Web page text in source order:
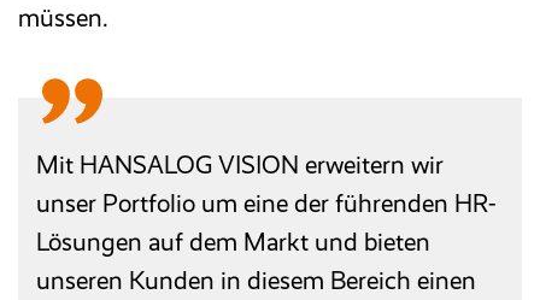
müssen.
Mit HANSALOG VISION erweitern wir
unser Portfolio um eine der führenden HR-
Lösungen auf dem Markt und bieten
unseren Kunden in diesem Bereich einen